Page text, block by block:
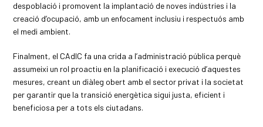
despoblació i promovent la implantació de noves indústries i la
creació d’ocupació, amb un enfocament inclusiu i respectuós amb
el medi ambient.
Finalment, el CAdIC fa una crida a l’administració pública perquè
assumeixi un rol proactiu en la planificació i execució d’aquestes
mesures, creant un diàleg obert amb el sector privat i la societat
per garantir que la transició energètica sigui justa, eficient i
beneficiosa per a tots els ciutadans.